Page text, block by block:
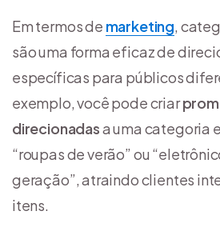
Em termos de marketing,
são uma forma eficaz de
específicas para públicos
exemplo, você pode criar
direcionadasa uma categoria
“roupas de verão” ou
geração”, atraindo clientes
itens.